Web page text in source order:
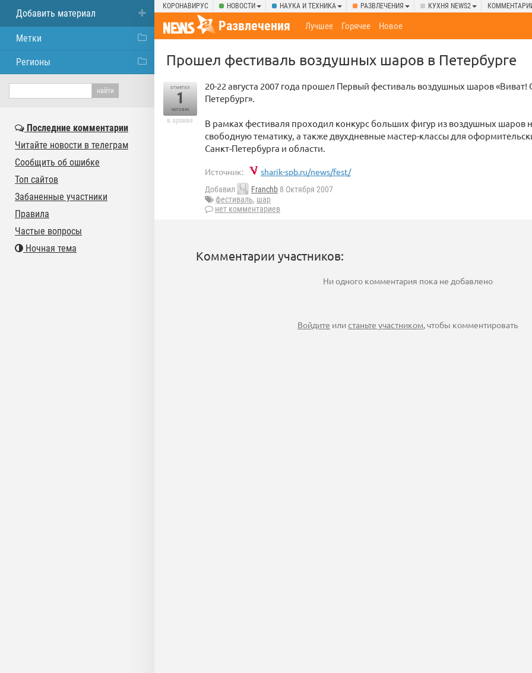
КОРОНАВИРУС НОВОСТИ НАУКА И ТЕХНИКА РАЗВЛЕЧЕНИЯ КУХНЯ NEWS2
Развлечения Лучшее Горячее Новое
Прошел фестиваль воздушных шаров в Петербурге
отметил
1
человек
в архиве
20-22 августа 2007 года прошел Первый фестиваль воздушных шаров «Виват!
Петербург».
В рамках фестиваля проходил конкурс больших фигур из воздушных шаров
свободную тематику, а также двухдневные мастер-классы для
Санкт-Петербурга и области.
Источник: sharik-spb.ru/news/fest/
Добавил Franchb 8 Октября 2007
фестиваль, шар
нет комментариев
Комментарии участников:
Ни одного комментария пока не добавлено
Войдите илистаньте участником, чтобы комментировать
Добавить материал
Метки
Регионы
Последние комментарии
Читайте новости в телеграм
Сообщить об ошибке
Топ сайтов
Забаненные участники
Правила
Частые вопросы
Ночная тема